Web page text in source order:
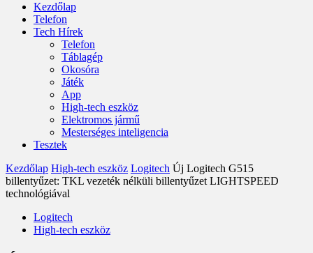
Kezdőlap
Telefon
Tech Hírek
Telefon
Táblagép
Okosóra
Játék
App
High-tech eszköz
Elektromos jármű
Mesterséges inteligencia
Tesztek
Kezdőlap High-tech eszköz Logitech Új Logitech G515
billentyűzet: TKL vezeték nélküli billentyűzet LIGHTSPEED
technológiával
Logitech
High-tech eszköz